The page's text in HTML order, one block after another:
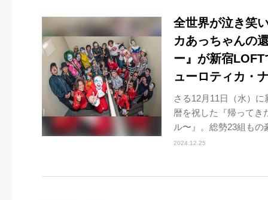
全世界が泣き笑
カあっちゃんの
ー』が新宿
ューロティカ・
さる12月11日（水）
暦を祝した『帰ってき
ル〜』。総勢23組も
2024.12.25